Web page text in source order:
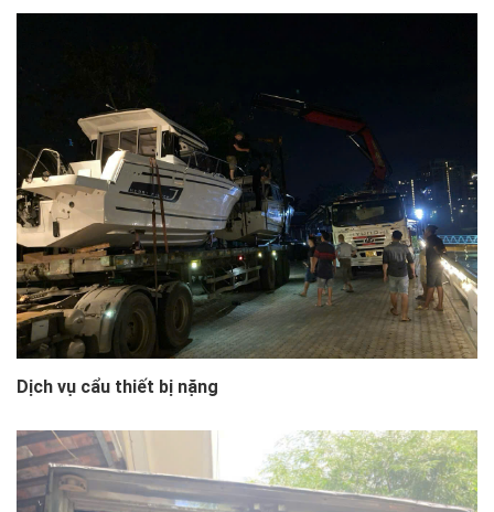
Dịch vụ cẩu thiết bị nặng